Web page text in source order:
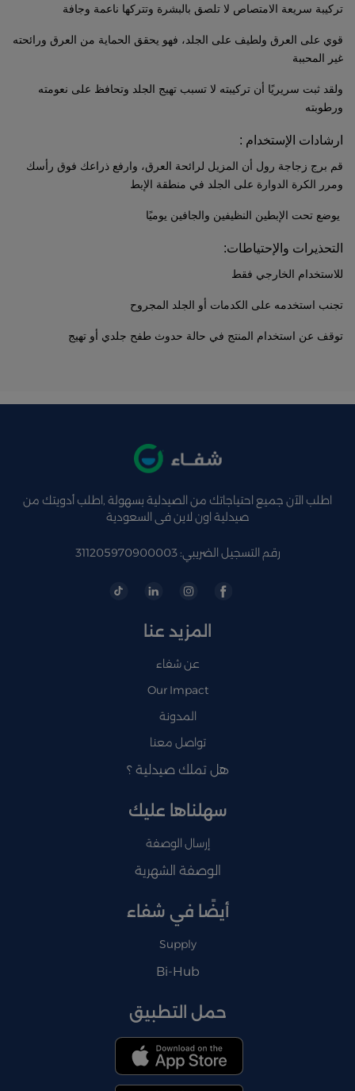
تركيبة سريعة الامتصاص لا تلصق بالبشرة وتتركها ناعمة وجافة
قوي على العرق ولطيف على الجلد، فهو يحقق الحماية من العرق ورائحته
غير المحببة
ولقد ثبت سريريًا أن تركيبته لا تسبب تهيج الجلد وتحافظ على نعومته
ورطوبته
ارشادات الإستخدام :
قم برج زجاجة رول أن المزيل لرائحة العرق، وارفع ذراعك فوق رأسك
ومرر الكرة الدوارة على الجلد في منطقة الإبط
يوضع تحت الإبطين النظيفين والجافين يوميًا
التحذيرات والإحتياطات:
للاستخدام الخارجي فقط
تجنب استخدمه على الكدمات أو الجلد المجروح
توقف عن استخدام المنتج في حالة حدوث طفح جلدي أو تهيج
اطلب الآن جميع احتياجاتك من الصيدلية بسهولة ,اطلب أدويتك من
صيدلية اون لاين فى السعودية
رقم التسجيل الضريبي: 311205970900003
المزيد عنا
عن شفاء
Our Impact
المدونة
تواصل معنا
هل تملك صيدلية ؟
سهلناها عليك
إرسال الوصفة
الوصفة الشهرية
أيضًا في شفاء
Supply
Bi-Hub
حمل التطبيق